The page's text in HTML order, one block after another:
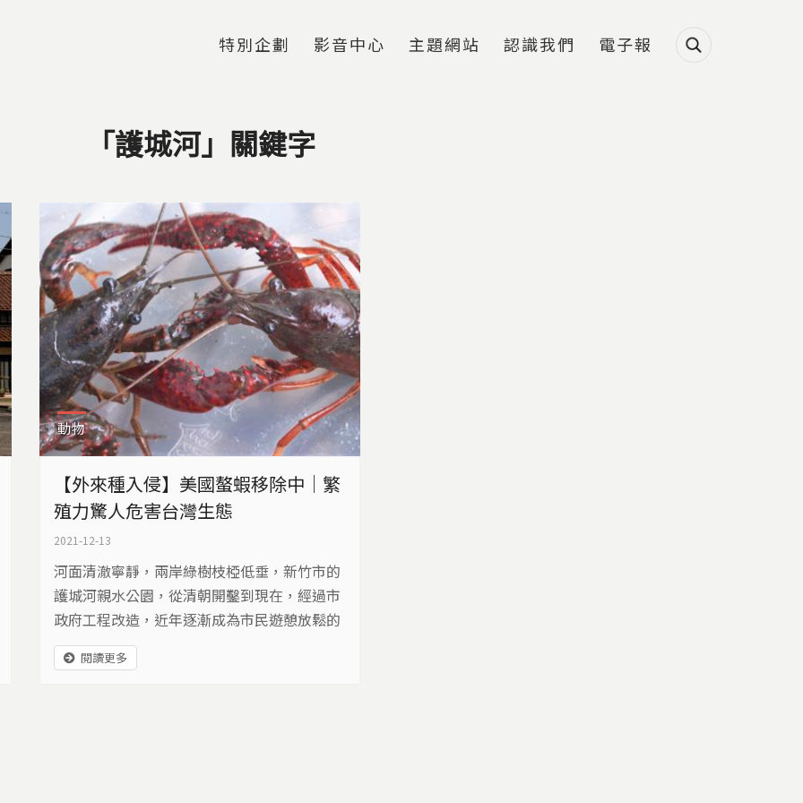
特別企劃 影音中心 主題網站 認識我們 電子報
「護城河」關鍵字
動物
【外來種入侵】美國螯蝦移除中｜繁
殖力驚人危害台灣生態
2021-12-13
河面清澈寧靜，兩岸綠樹枝椏低垂，新竹市的
護城河親水公園，從清朝開鑿到現在，經過市
政府工程改造，近年逐漸成為市民遊憩放鬆的
城間綠地。然而，這條水道經常面臨放生問
題，除了陽光下聚集成群的小魚，今年護城河
閱讀更多